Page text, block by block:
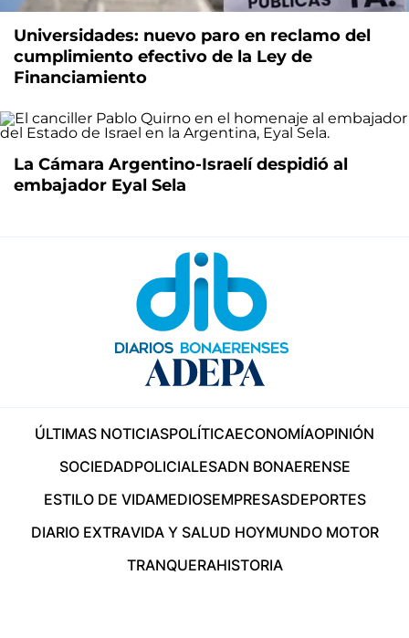
Universidades: nuevo paro en reclamo del
cumplimiento efectivo de la Ley de
Financiamiento
La Cámara Argentino-Israelí despidió al
embajador Eyal Sela
ÚLTIMAS NOTICIASPOLÍTICAECONOMÍAOPINIÓN
SOCIEDADPOLICIALESADN BONAERENSE
ESTILO DE VIDAMEDIOSEMPRESASDEPORTES
DIARIO EXTRAVIDA Y SALUD HOYMUNDO MOTOR
TRANQUERAHISTORIA